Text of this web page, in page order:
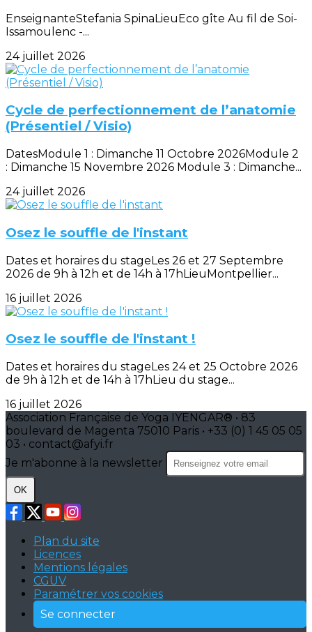
EnseignanteStefania SpinaLieuEco gîte Au fil de Soi-
Issamoulenc -...
24 juillet 2026
Cycle de perfectionnement de l’anatomie
(Présentiel / Visio)
DatesModule 1 : Dimanche 11 Octobre 2026Module 2
: Dimanche 15 Novembre 2026 Module 3 : Dimanche...
24 juillet 2026
Osez le souffle de l'instant
Dates et horaires du stageLes 26 et 27 Septembre
2026 de 9h à 12h et de 14h à 17hLieuMontpellier...
16 juillet 2026
Osez le souffle de l'instant !
Dates et horaires du stageLes 24 et 25 Octobre 2026
de 9h à 12h et de 14h à 17hLieu du stage...
16 juillet 2026
Association Française de Yoga IYENGAR® • 83
boulevard de Magenta 75010 Paris • +33 (0) 1 45 05 05
03 • contact@afyi.fr
Je m'abonne à la newsletter
OK
Plan du site
Licences
Mentions légales
CGUV
Paramétrer vos cookies
Se connecter